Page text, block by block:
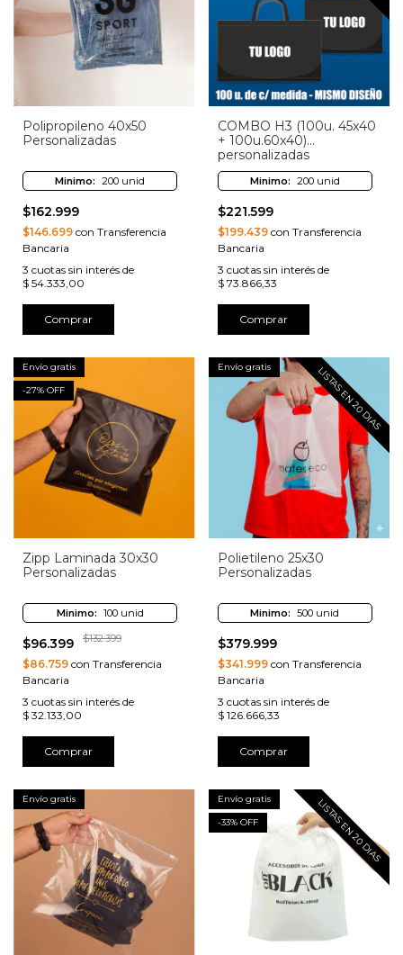
Polipropileno 40x50
Personalizadas
Minimo: 200 unid
$162.999
$146.699 con Transferencia
Bancaria
3 cuotas sin interés de
$ 54.333,00
Comprar
COMBO H3 (100u. 45x40
+ 100u.60x40)
personalizadas
Minimo: 200 unid
$221.599
$199.439con Transferencia
Bancaria
3 cuotas sin interés de
$ 73.866,33
Comprar
Envío gratis
-27% OFF
Zipp Laminada 30x30
Personalizadas
Minimo: 100 unid
$96.399 $132.399
$86.759 con Transferencia
Bancaria
3 cuotas sin interés de
$ 32.133,00
Comprar
Envío gratis LISTAS EN 20 DIAS
Polietileno 25x30
Personalizadas
Minimo: 500 unid
$379.999
$341.999con Transferencia
Bancaria
3 cuotas sin interés de
$ 126.666,33
Comprar
Envío gratis
Envío gratis
-33% OFF LISTAS EN 20 DIAS